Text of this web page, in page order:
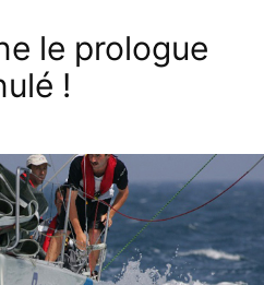
le prologue
!